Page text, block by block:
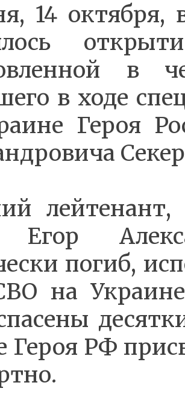
14
в
в ходе
Героя
лейтенант,
погиб,
на
Героя РФ